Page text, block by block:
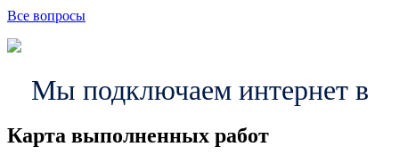
Все вопросы
Мы подключаем интернет в
Карта выполненных работ